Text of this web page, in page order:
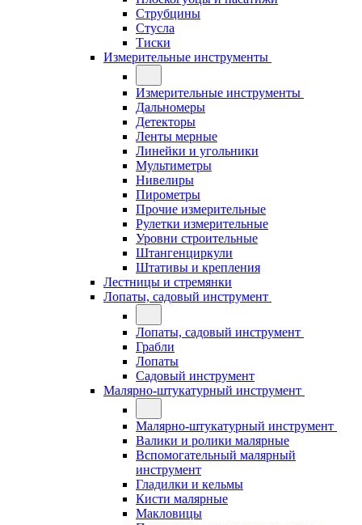
Струбцины
Стусла
Тиски
Измерительные инструменты
Измерительные инструменты
Дальномеры
Детекторы
Ленты мерные
Линейки и угольники
Мультиметры
Нивелиры
Пирометры
Прочие измерительные
Рулетки измерительные
Уровни строительные
Штангенциркули
Штативы и крепления
Лестницы и стремянки
Лопаты, садовый инструмент
Лопаты, садовый инструмент
Грабли
Лопаты
Садовый инструмент
Малярно-штукатурный инструмент
Малярно-штукатурный инструмент
Валики и ролики малярные
Вспомогательный малярный
инструмент
Гладилки и кельмы
Кисти малярные
Макловицы